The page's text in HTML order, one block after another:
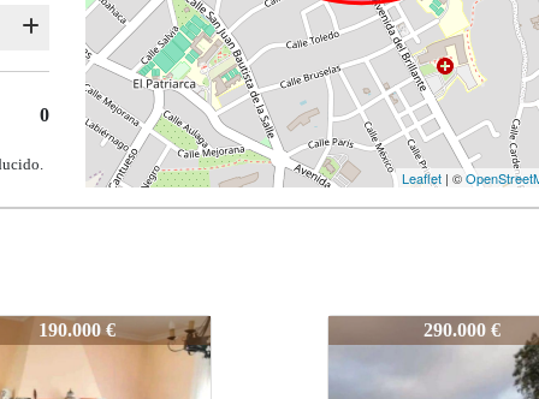
0
Leaflet | ©
290.000 € 286.500 €